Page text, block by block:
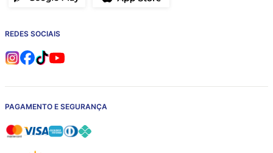
REDES SOCIAIS
PAGAMENTO E SEGURANÇA